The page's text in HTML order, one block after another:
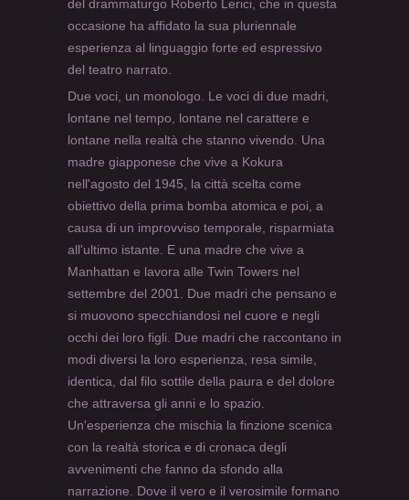
del drammaturgo Roberto Lerici, che in questa
occasione ha affidato la sua pluriennale
esperienza al linguaggio forte ed espressivo
del teatro narrato.
Due voci, un monologo. Le voci di due madri,
lontane nel tempo, lontane nel carattere e
lontane nella realtà che stanno vivendo. Una
madre giapponese che vive a Kokura
nell'agosto del 1945, la città scelta come
obiettivo della prima bomba atomica e poi, a
causa di un improvviso temporale, risparmiata
all'ultimo istante. E una madre che vive a
Manhattan e lavora alle Twin Towers nel
settembre del 2001. Due madri che pensano e
si muovono specchiandosi nel cuore e negli
occhi dei loro figli. Due madri che raccontano in
modi diversi la loro esperienza, resa simile,
identica, dal filo sottile della paura e del dolore
che attraversa gli anni e lo spazio.
Un'esperienza che mischia la finzione scenica
con la realtà storica e di cronaca degli
avvenimenti che fanno da sfondo alla
narrazione. Dove il vero e il verosimile formano